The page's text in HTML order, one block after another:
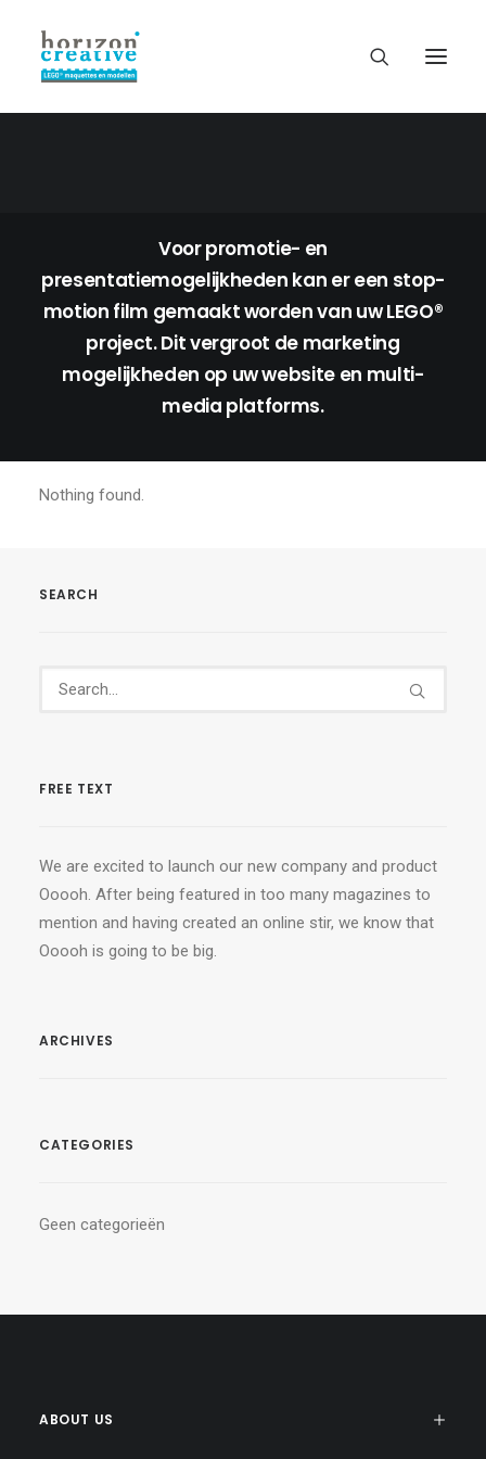
Voor promotie- en
presentatiemogelijkheden kan er een stop-
motion film gemaakt worden van uw LEGO®
project. Dit vergroot de marketing
mogelijkheden op uw website en multi-
media platforms.
Nothing found.
SEARCH
FREE TEXT
We are excited to launch our new company and product
Ooooh. After being featured in too many magazines to
mention and having created an online stir, we know that
Ooooh is going to be big.
ARCHIVES
CATEGORIES
Geen categorieën
ABOUT US